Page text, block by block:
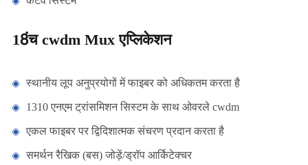
18ंच cwdm Mux एप्लिकेशन
स्थानीय लूप अनुप्रयोगों में फाइबर को अधिकतम करता है
1310 एनएम ट्रांसमिशन सिस्टम के साथ ओवरले cwdm
एकल फाइबर पर द्विदिशात्मक संचरण प्रदान करता है
समर्थन रैखिक (बस) जोड़ें/ड्रॉप आर्किटेक्चर